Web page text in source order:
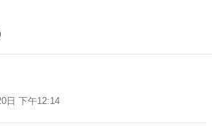
日 下午12:14